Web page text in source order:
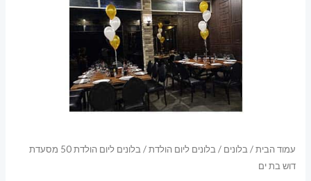
עמוד הבית/ בלונים / בלונים ליום הולדת
/ בלונים ליום הולדת 50 מסעדת
דוש בת ים